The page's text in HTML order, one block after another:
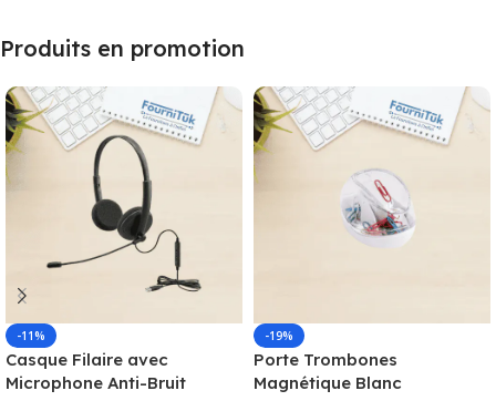
Produits en promotion
-11%
Casque Filaire avec
Microphone Anti-Bruit
-19%
Porte Trombones
Magnétique Blanc